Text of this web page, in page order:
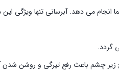
می دهد. آبرسانی تنها ویژگی
گردد.
زیر چشم باعث رفع تیرگی و روشن